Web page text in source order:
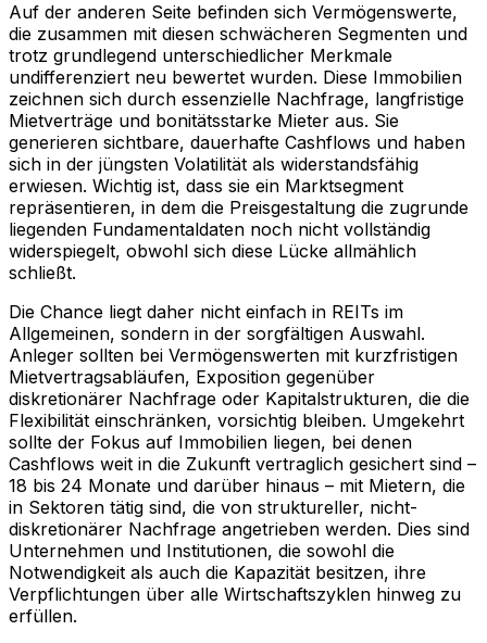
Auf der anderen Seite befinden sich Vermögenswerte,
die zusammen mit diesen schwächeren Segmenten und
trotz grundlegend unterschiedlicher Merkmale
undifferenziert neu bewertet wurden. Diese Immobilien
zeichnen sich durch essenzielle Nachfrage, langfristige
Mietverträge und bonitätsstarke Mieter aus. Sie
generieren sichtbare, dauerhafte Cashflows und haben
sich in der jüngsten Volatilität als widerstandsfähig
erwiesen. Wichtig ist, dass sie ein Marktsegment
repräsentieren, in dem die Preisgestaltung die zugrunde
liegenden Fundamentaldaten noch nicht vollständig
widerspiegelt, obwohl sich diese Lücke allmählich
schließt.
Die Chance liegt daher nicht einfach in REITs im
Allgemeinen, sondern in der sorgfältigen Auswahl.
Anleger sollten bei Vermögenswerten mit kurzfristigen
Mietvertragsabläufen, Exposition gegenüber
diskretionärer Nachfrage oder Kapitalstrukturen, die die
Flexibilität einschränken, vorsichtig bleiben. Umgekehrt
sollte der Fokus auf Immobilien liegen, bei denen
Cashflows weit in die Zukunft vertraglich gesichert sind –
18 bis 24 Monate und darüber hinaus – mit Mietern, die
in Sektoren tätig sind, die von struktureller, nicht-
diskretionärer Nachfrage angetrieben werden. Dies sind
Unternehmen und Institutionen, die sowohl die
Notwendigkeit als auch die Kapazität besitzen, ihre
Verpflichtungen über alle Wirtschaftszyklen hinweg zu
erfüllen.